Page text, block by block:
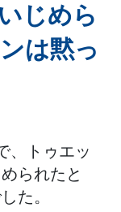
じめら
は黙っ
、トゥエッ
られたと
た。